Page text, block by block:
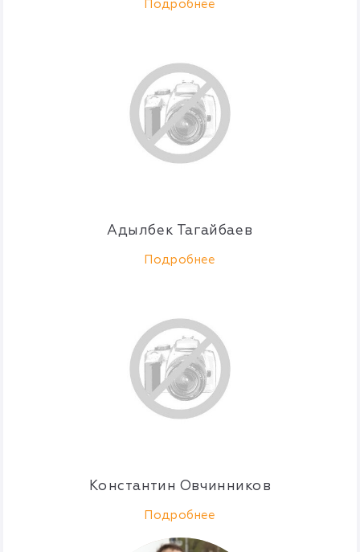
Подробнее
Адылбек Тагайбаев
Подробнее
Константин Овчинников
Подробнее